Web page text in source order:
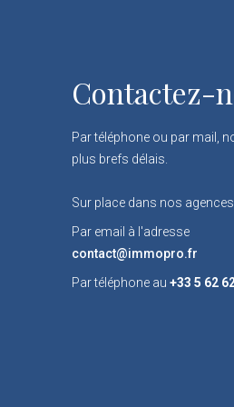
Contactez-
Par téléphone ou par mail,
plus brefs délais.
Sur place dans nos
Par email à l'adresse
contact@immopro.fr
Par téléphone au +33 5 62